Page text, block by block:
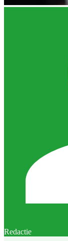
Redactie